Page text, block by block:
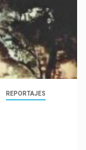
REPORTAJES